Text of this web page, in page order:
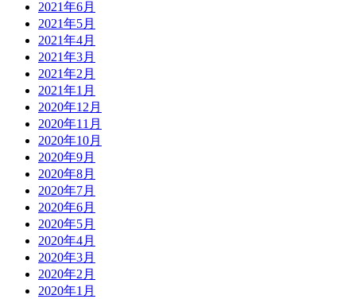
2021年6月
2021年5月
2021年4月
2021年3月
2021年2月
2021年1月
2020年12月
2020年11月
2020年10月
2020年9月
2020年8月
2020年7月
2020年6月
2020年5月
2020年4月
2020年3月
2020年2月
2020年1月